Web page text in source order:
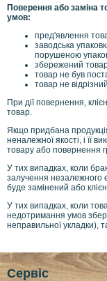
Поверення або заміна
умов:
пред'явлення
заводська
порушеною
збережений
товар не був
товар не відрізний.
При дії повернення,
товар.
Якщо придбана
неналежної якості, і її
товару або повернення
У тих випадках, коли
залучення незалежного
буде замінений або
У тих випадках, коли
недотримання умов
неправильної укладки),
Сервіс